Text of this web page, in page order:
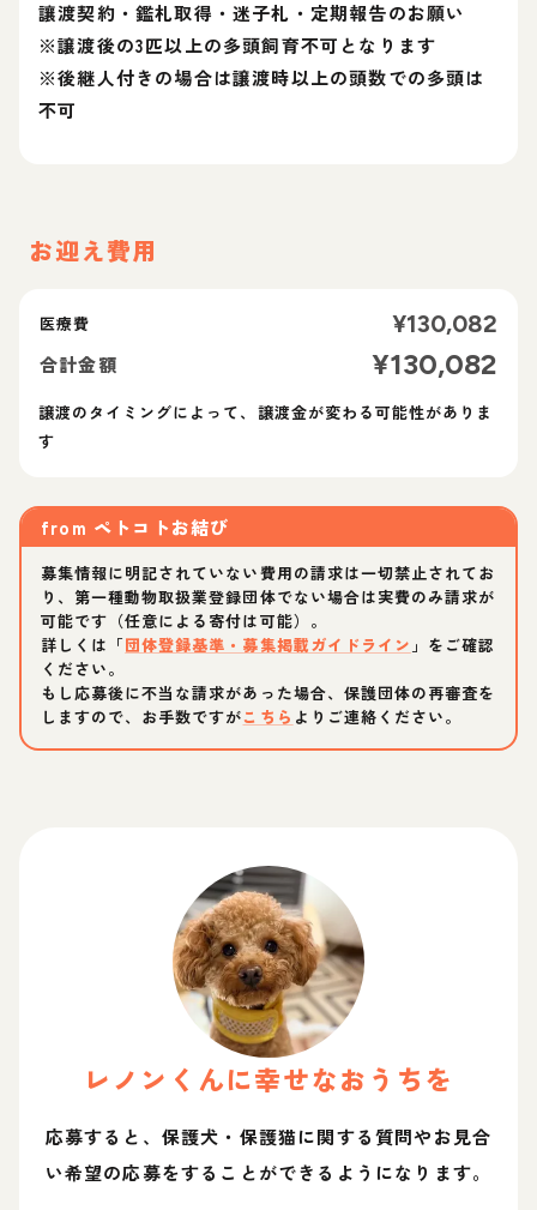
讓渡契約・鑑札取得・迷子札・定期報告のお願い
※譲渡後の3匹以上の多頭飼育不可となります
※後継人付きの場合は譲渡時以上の頭数での多頭は
不可
お迎え費用
医療費 ¥130,082
合計金額 ¥130,082
譲渡のタイミングによって、譲渡金が変わる可能性がありま
す
from ペトコトお結び
募集情報に明記されていない費用の請求は一切禁止されてお
り、第一種動物取扱業登録団体でない場合は実費のみ請求が
可能です（任意による寄付は可能）。
詳しくは「団体登録基準・募集掲載ガイドライン 」をご確認
ください。
もし応募後に不当な請求があった場合、保護団体の再審査を
しますので、お手数ですがこちら よりご連絡ください。
レノン くんに幸せなおうちを
応募すると、保護犬・保護猫に関する質問やお見合
い希望の応募をすることができるようになります。